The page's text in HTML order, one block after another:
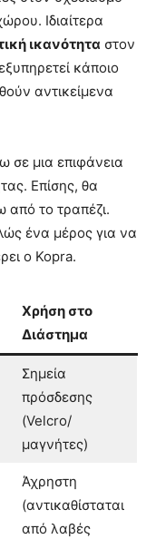
Ιδιαίτερα
ικανότητα στον
κάποιο
αντικείμενα
σε μια επιφάνεια
Επίσης, θα
από το τραπέζι.
ένα μέρος για να
ο Kopra.
Χρήση στο
Διάστημα
Σημεία
πρόσδεσης
(Velcro/
μαγνήτες)
Άχρηστη
(αντικαθίσταται
από λαβές